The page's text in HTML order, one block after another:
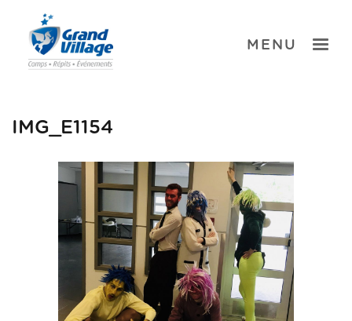
content
TOGGLE
MENU
IMG_E1154